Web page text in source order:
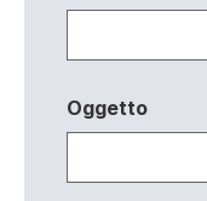
Oggetto